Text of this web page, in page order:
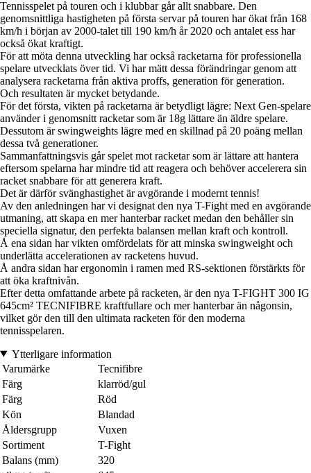
Tennisspelet på touren och i klubbar går allt snabbare. Den
genomsnittliga hastigheten på första servar på touren har ökat från 168
km/h i början av 2000-talet till 190 km/h år 2020 och antalet ess har
också ökat kraftigt.
För att möta denna utveckling har också racketarna för professionella
spelare utvecklats över tid. Vi har mätt dessa förändringar genom att
analysera racketarna från aktiva proffs, generation för generation.
Och resultaten är mycket betydande.
För det första, vikten på racketarna är betydligt lägre: Next Gen-spelare
använder i genomsnitt racketar som är 18g lättare än äldre spelare.
Dessutom är swingweights lägre med en skillnad på 20 poäng mellan
dessa två generationer.
Sammanfattningsvis går spelet mot racketar som är lättare att hantera
eftersom spelarna har mindre tid att reagera och behöver accelerera sin
racket snabbare för att generera kraft.
Det är därför svänghastighet är avgörande i modernt tennis!
Av den anledningen har vi designat den nya T-Fight med en avgörande
utmaning, att skapa en mer hanterbar racket medan den behåller sin
speciella signatur, den perfekta balansen mellan kraft och kontroll.
Å ena sidan har vikten omfördelats för att minska swingweight och
underlätta accelerationen av racketens huvud.
Å andra sidan har ergonomin i ramen med RS-sektionen förstärkts för
att öka kraftnivån.
Efter detta omfattande arbete på racketen, är den nya T-FIGHT 300 IG
645cm² TECNIFIBRE kraftfullare och mer hanterbar än någonsin,
vilket gör den till den ultimata racketen för den moderna
tennisspelaren.
Ytterligare information
Varumärke
Tecnifibre
Färg
klarröd/gul
Färg
Röd
Kön
Blandad
Åldersgrupp
Vuxen
Sortiment
T-Fight
Balans (mm)
320